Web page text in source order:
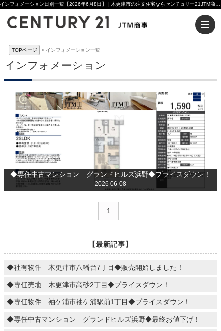
TOPページ インフォメーション一覧
インフォメーション
◆専任中古マンション グランドヒルズ浜野◆プライスダウン！
2026-06-08
1
【最新記事】
◆社有物件 木更津市八幡台7丁目◆販売開始しました！
◆専任売地 木更津市高砂2丁目◆プライスダウン！
◆専任物件 袖ケ浦市袖ケ浦駅前1丁目◆プライスダウン！
◆専任中古マンション グランドヒルズ浜野◆最終お値下げ！